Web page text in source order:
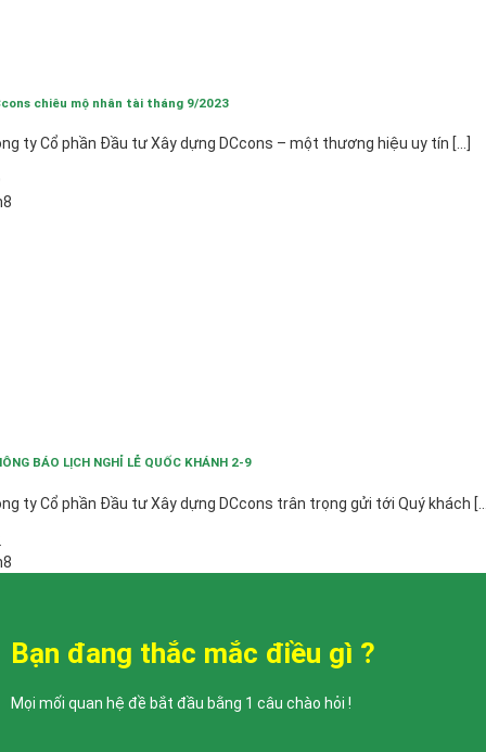
chiêu mộ nhân tài tháng 9/2023
ty Cổ phần Đầu tư Xây dựng DCcons – một thương hiệu uy tín [...]
BÁO LỊCH NGHỈ LỄ QUỐC KHÁNH 2-9
ty Cổ phần Đầu tư Xây dựng DCcons trân trọng gửi tới Quý khách
Bạn đang thắc mắc điều gì ?
Mọi mối quan hệ đề bắt đầu bằng 1 câu chào hỏi !